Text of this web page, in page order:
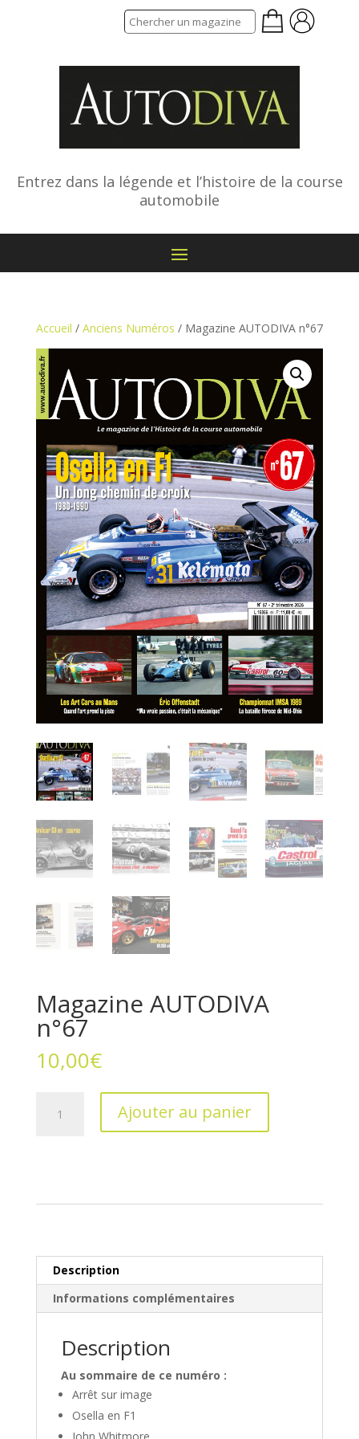
Entrez dans la légende et l’histoire de la course
automobile
Accueil / Anciens Numéros / Magazine AUTODIVA n°67
Magazine AUTODIVA
n°67
10,00€
Ajouter au panier
Description
Informations complémentaires
Description
Au sommaire de ce numéro :
Arrêt sur image
Osella en F1